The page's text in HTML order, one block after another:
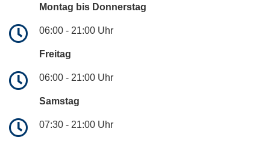
Montag bis Donnerstag
06:00 - 21:00 Uhr
Freitag
06:00 - 21:00 Uhr
Samstag
07:30 - 21:00 Uhr